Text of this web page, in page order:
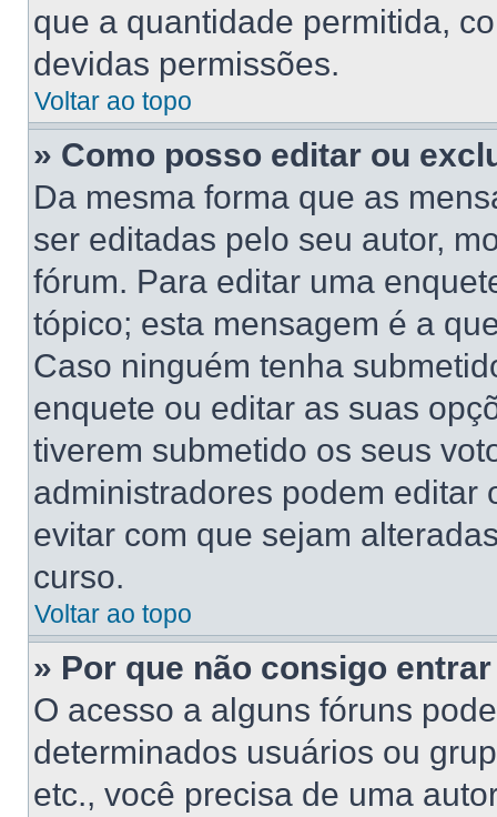
que a quantidade permitida,
devidas permissões.
Voltar ao topo
» Como posso editar ou
Da mesma forma que as
ser editadas pelo seu autor,
fórum. Para editar uma
tópico; esta mensagem é a
Caso ninguém tenha
enquete ou editar as suas
tiverem submetido os seus
administradores podem editar
evitar com que sejam
curso.
Voltar ao topo
» Por que não consigo
O acesso a alguns fóruns
determinados usuários ou
etc., você precisa de uma